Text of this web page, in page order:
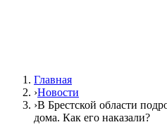
Главная
›Новости
›В Брестской области
дома. Как его наказали?